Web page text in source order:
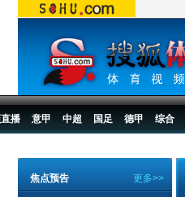
播 意甲 中超 国足 德甲 综合
更多>>
焦点预告